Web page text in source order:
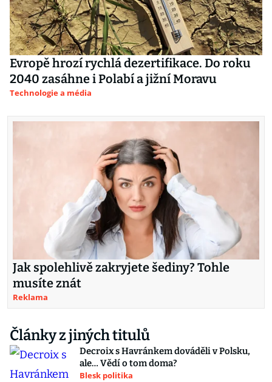
Evropě hrozí rychlá dezertifikace. Do roku
2040 zasáhne i Polabí a jižní Moravu
Technologie a média
Jak spolehlivě zakryjete šediny? Tohle
musíte znát
Reklama
Články z jiných titulů
Decroix s Havránkem dováděli v Polsku,
ale… Vědí o tom doma?
Blesk politika